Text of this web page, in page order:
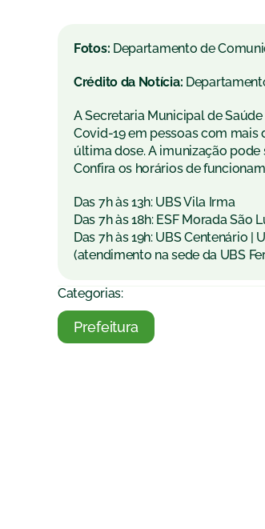
Fotos: Departamento de
Crédito da Notícia:
A Secretaria Municipal de
Covid-19 em pessoas com mais
última dose. A imunização pode
Confira os horários de
Das 7h às 13h: UBS Vila Irma
Das 7h às 18h: ESF Morada São
Das 7h às 19h: UBS Centenário
(atendimento na sede da UBS
Categorias:
Prefeitura